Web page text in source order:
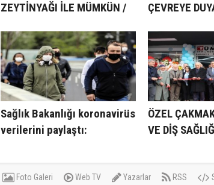
ZEYTİNYAĞI İLE MÜMKÜN /
ÇEVREYE
Sağlık Bakanlığı koronavirüs
verilerini paylaştı:
ÖZEL
VE DİŞ
Foto Galeri Web TV Yazarlar RSS